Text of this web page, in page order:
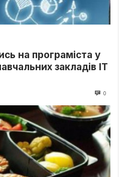
на програміста у
закладів ІТ
0